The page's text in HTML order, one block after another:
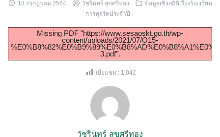
18 กรกฎาคม 2564 วัชรินทร์ สุขศรีทอง
ข้อมูลเชิงสถิติเรื่องร้องเรียน
การทุจริตประจำปี
Missing PDF "https://www.sesaoskt.go.th/wp-
content/uploads/2021/07/O15-
3.pdf".
เยี่ยมชม : 1,042
วัชรินทร์ สุขศรีทอง